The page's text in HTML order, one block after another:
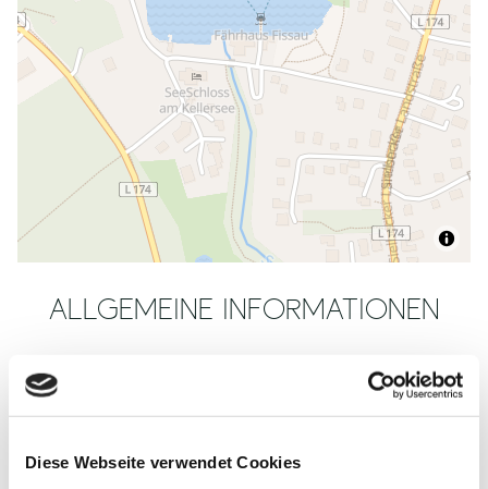
Diese Webseite verwendet Cookies
ALLGEMEINE INFORMATIONEN